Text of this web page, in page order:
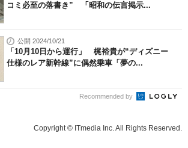
コミ必至の落書き” 「昭和の伝言掲示...
公開 2024/10/21
「10月10日から運行」 梶裕貴が“ディズニー
仕様のレア新幹線”に偶然乗車「夢の...
Recommended by
Copyright © ITmedia Inc. All Rights Reserved.